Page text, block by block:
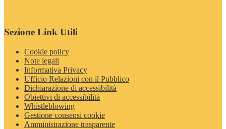
Sezione Link Utili
Cookie policy
Note legali
Informativa Privacy
Ufficio Relazioni con il Pubblico
Dichiarazione di accessibilità
Obiettivi di accessibilità
Whistleblowing
Gestione consensi cookie
Amministrazione trasparente